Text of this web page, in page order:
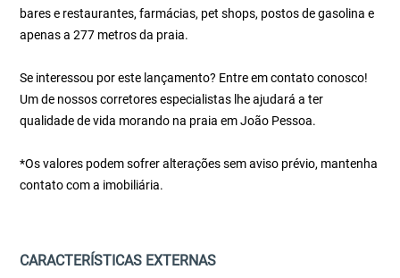
bares e restaurantes, farmácias, pet shops, postos de gasolina e
apenas a 277 metros da praia.
Se interessou por este lançamento? Entre em contato conosco!
Um de nossos corretores especialistas lhe ajudará a ter
qualidade de vida morando na praia em João Pessoa.
*Os valores podem sofrer alterações sem aviso prévio, mantenha
contato com a imobiliária.
CARACTERÍSTICAS EXTERNAS